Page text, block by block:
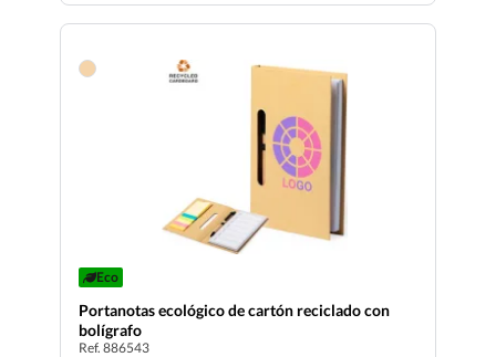
Eco
Portanotas ecológico de cartón reciclado con
bolígrafo
Ref. 886543